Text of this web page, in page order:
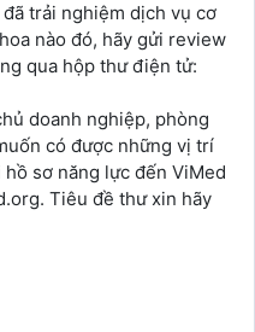
trải nghiệm dịch vụ cơ
nào đó, hãy gửi review
qua hộp thư điện tử:
doanh nghiệp, phòng
có được những vị trí
sơ năng lực đến ViMed
Tiêu đề thư xin hãy